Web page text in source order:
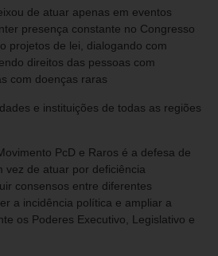
de atuar apenas em eventos
presença constante no Congresso
projetos de lei, dialogando com
direitos das pessoas com
com doenças raras
e instituições de todas as regiões
PcD e Raros é a defesa de
vez de atuar por deficiência
consensos entre diferentes
a incidência política e ampliar a
os Poderes Executivo, Legislativo e